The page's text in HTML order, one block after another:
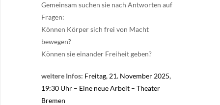
Gemeinsam suchen sie nach Antworten auf
Fragen:
Können Körper sich frei von Macht
bewegen?
Können sie einander Freiheit geben?
weitere Infos: Freitag, 21. November 2025,
19:30 Uhr – Eine neue Arbeit – Theater
Bremen